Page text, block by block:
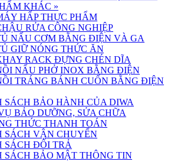
KHÁC »
HẤP THỰC PHẨM
RỬA CÔNG NGHIỆP
NẤU CƠM BẰNG ĐIỆN VÀ GA
GIỮ NÓNG THỨC ĂN
RACK ĐỰNG CHÉN DĨA
NẤU PHỞ INOX BẰNG ĐIỆN
TRÁNG BÁNH CUỐN BẰNG ĐIỆN
SÁCH BẢO HÀNH CỦA DIWA
BẢO DƯỠNG, SỬA CHỮA
THỨC THANH TOÁN
SÁCH VẬN CHUYỂN
SÁCH ĐỔI TRẢ
SÁCH BẢO MẬT THÔNG TIN